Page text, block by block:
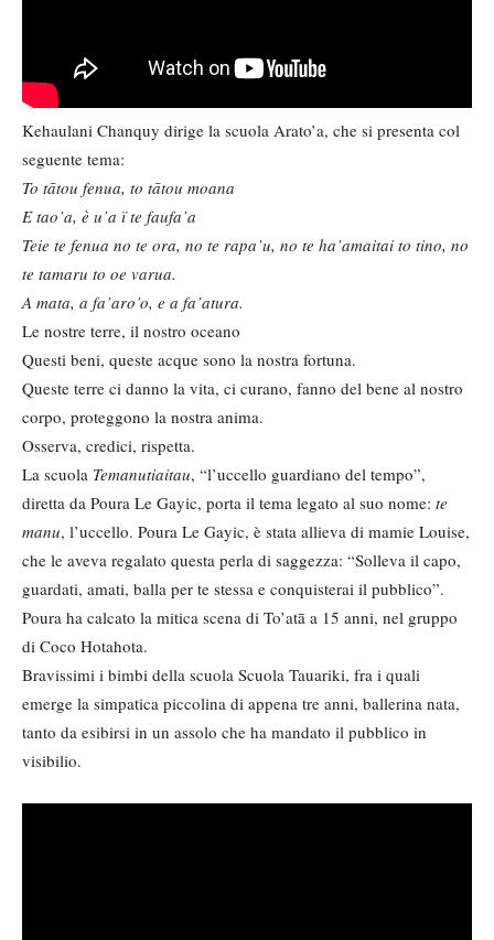
Kehaulani Chanquy dirige la scuola Arato’a, che si presenta col
seguente tema:
To tātou fenua, to tātou moana
E tao’a, è u’a ï te faufa’a
Teie te fenua no te ora, no te rapa’u, no te ha’amaitai to tino, no
te tamaru to oe varua.
A mata, a fa’aro’o, e a fa’atura.
Le nostre terre, il nostro oceano
Questi beni, queste acque sono la nostra fortuna.
Queste terre ci danno la vita, ci curano, fanno del bene al nostro
corpo, proteggono la nostra anima.
Osserva, credici, rispetta.
La scuola Temanutiaitau, “l’uccello guardiano del tempo”,
diretta da Poura Le Gayic, porta il tema legato al suo nome: te
manu, l’uccello. Poura Le Gayic, è stata allieva di mamie Louise,
che le aveva regalato questa perla di saggezza: “Solleva il capo,
guardati, amati, balla per te stessa e conquisterai il pubblico”.
Poura ha calcato la mitica scena di To’atā a 15 anni, nel gruppo
di Coco Hotahota.
Bravissimi i bimbi della scuola Scuola Tauariki, fra i quali
emerge la simpatica piccolina di appena tre anni, ballerina nata,
tanto da esibirsi in un assolo che ha mandato il pubblico in
visibilio.